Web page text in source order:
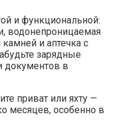
и функциональной:
водонепроницаемая
и аптечка с
зарядные
документов в
приват или яхту —
месяцев, особенно в